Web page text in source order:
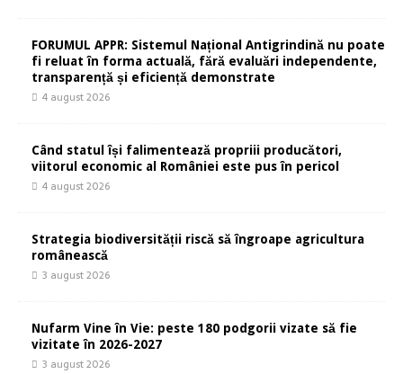
FORUMUL APPR: Sistemul Național Antigrindină nu poate
fi reluat în forma actuală, fără evaluări independente,
transparență și eficiență demonstrate
4 august 2026
Când statul își falimentează propriii producători,
viitorul economic al României este pus în pericol
4 august 2026
Strategia biodiversității riscă să îngroape agricultura
românească
3 august 2026
Nufarm Vine în Vie: peste 180 podgorii vizate să fie
vizitate în 2026-2027
3 august 2026